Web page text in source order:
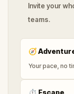
Invite your
teams.
🧭
Your pace, no
⏱ Escape